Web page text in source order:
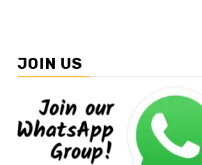
JOIN US